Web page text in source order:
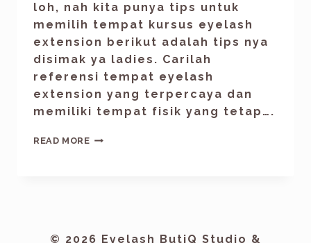
loh, nah kita punya tips untuk
memilih tempat kursus eyelash
extension berikut adalah tips nya
disimak ya ladies. Carilah
referensi tempat eyelash
extension yang terpercaya dan
memiliki tempat fisik yang tetap….
READ MORE
© 2026 Eyelash ButiQ Studio &